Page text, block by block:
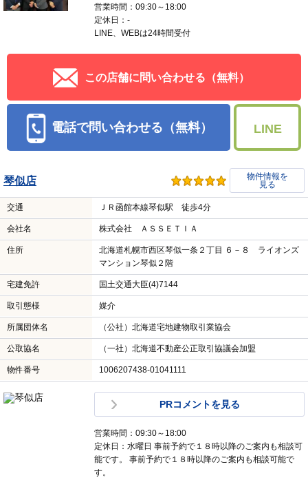
営業時間：09:30～18:00
定休日：-
LINE、WEBは24時間受付
この店舗に問い合わせる（無料）
電話で問い合わせる（無料） LINE
琴似店
物件情報を
見る
交通 ＪＲ函館本線琴似駅 徒歩4分
会社名 株式会社 ＡＳＳＥＴＩＡ
住所
北海道札幌市西区琴似一条２丁目 ６－８ ライオンズ
マンション琴似２階
宅建免許 国土交通大臣(4)7144
取引態様 媒介
所属団体名 （公社）北海道宅地建物取引業協会
公取協名 （一社）北海道不動産公正取引協議会加盟
物件番号 1006207438-01041111
PRコメントを見る
営業時間：09:30～18:00
定休日：水曜日 事前予約で１８時以降のご案内も相談可
能です。 事前予約で１８時以降のご案内も相談可能で
す。